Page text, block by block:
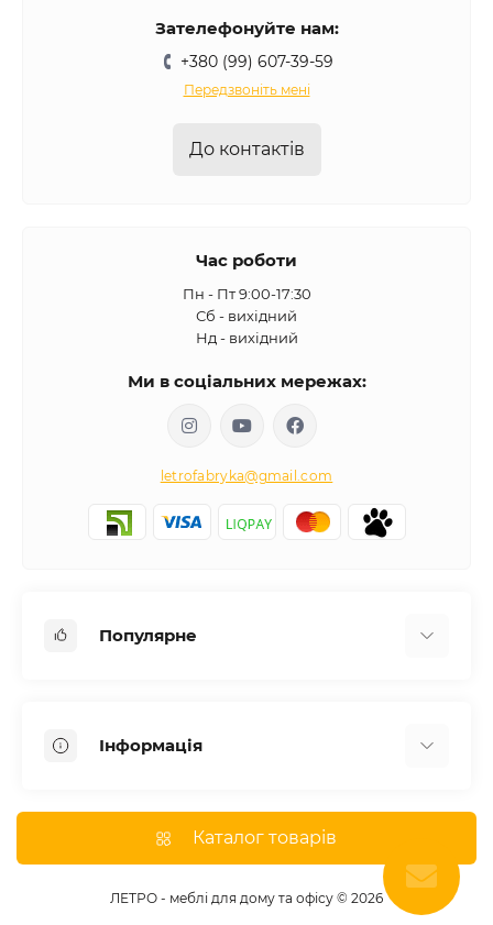
Зателефонуйте нам:
+380 (99) 607-39-59
Передзвоніть мені
До контактів
Час роботи
Пн - Пт 9:00-17:30
Сб - вихідний
Нд - вихідний
Ми в соціальних мережах:
letrofabryka@gmail.com
Популярне
Комоди для спальні
Меблі в дитячу
Інформація
Оплата
Каталог товарів
ЛЕТРО - меблі для дому та офісу © 2026